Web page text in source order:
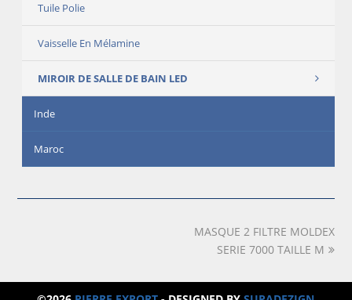
Tuile Polie
Vaisselle En Mélamine
MIROIR DE SALLE DE BAIN LED
Inde
Maroc
next
post:
MASQUE 2 FILTRE MOLDEX
SERIE 7000 TAILLE M